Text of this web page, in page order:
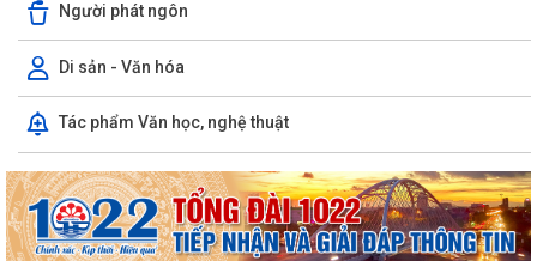
Người phát ngôn
Di sản - Văn hóa
Tác phẩm Văn học, nghệ thuật